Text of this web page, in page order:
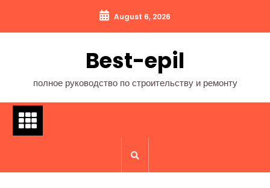
содержимому
August 6, 2026
Best-epil
полное руководство по строительству и ремонту